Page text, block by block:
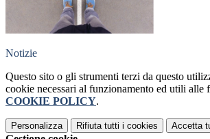
Notizie
Questo sito o gli strumenti terzi da questo
cookie necessari al funzionamento ed utili alle
COOKIE POLICY.
Personalizza Rifiuta tutti i cookies Accetta